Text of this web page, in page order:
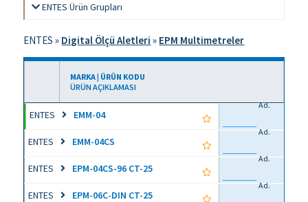
ENTES Ürün Grupları
ENTES » Digital Ölçü Aletleri » EPM Multimetreler
MARKA | ÜRÜN KODU
ÜRÜN AÇIKLAMASI
ENTES EMM-04
Ad.
ENTES EMM-04CS
Ad.
ENTES EPM-04CS-96 CT-25
Ad.
ENTES EPM-06C-DIN CT-25
Ad.